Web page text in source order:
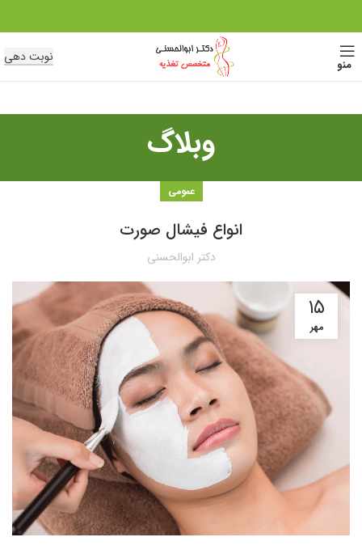
منو نوبت دهی
وبلاگ
عمومی
انواع فیشال صورت
دکتر ابوالحسنی
۱۵
مهر